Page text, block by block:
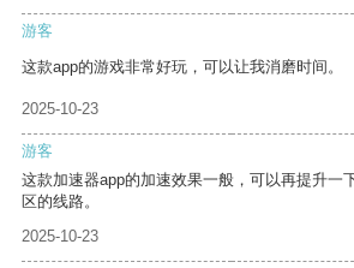
游客
这款app的游戏非常好玩，可以让我消磨时间。
2025-10-23
游客
这款加速器app的加速效果一般，可以再提升一
区的线路。
2025-10-23